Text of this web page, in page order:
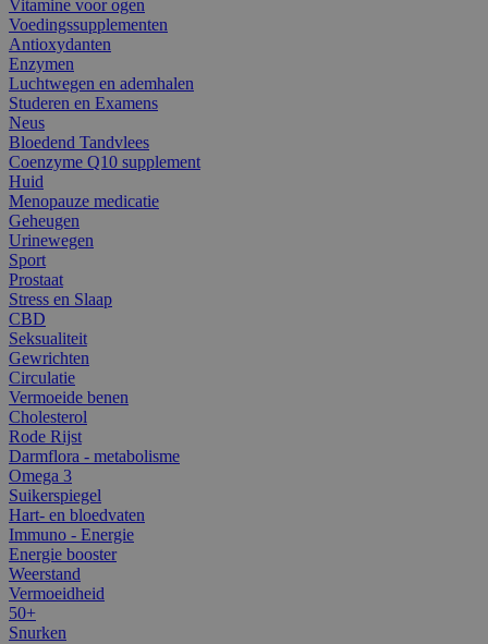
Vitamine voor ogen
Voedingssupplementen
Antioxydanten
Enzymen
Luchtwegen en ademhalen
Studeren en Examens
Neus
Bloedend Tandvlees
Coenzyme Q10 supplement
Huid
Menopauze medicatie
Geheugen
Urinewegen
Sport
Prostaat
Stress en Slaap
CBD
Seksualiteit
Gewrichten
Circulatie
Vermoeide benen
Cholesterol
Rode Rijst
Darmflora - metabolisme
Omega 3
Suikerspiegel
Hart- en bloedvaten
Immuno - Energie
Energie booster
Weerstand
Vermoeidheid
50+
Snurken